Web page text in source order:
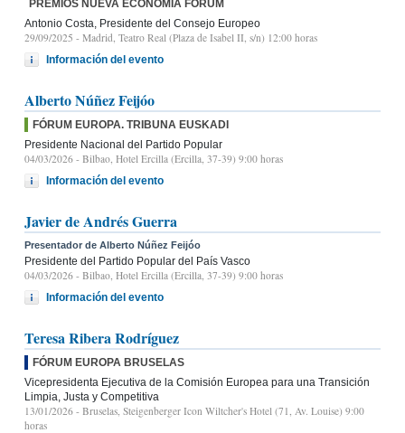
PREMIOS NUEVA ECONOMÍA FÓRUM
Antonio Costa, Presidente del Consejo Europeo
29/09/2025 - Madrid, Teatro Real (Plaza de Isabel II, s/n) 12:00 horas
Información del evento
Alberto Núñez Feijóo
FÓRUM EUROPA. TRIBUNA EUSKADI
Presidente Nacional del Partido Popular
04/03/2026 - Bilbao, Hotel Ercilla (Ercilla, 37-39) 9:00 horas
Información del evento
Javier de Andrés Guerra
Presentador de Alberto Núñez Feijóo
Presidente del Partido Popular del País Vasco
04/03/2026 - Bilbao, Hotel Ercilla (Ercilla, 37-39) 9:00 horas
Información del evento
Teresa Ribera Rodríguez
FÓRUM EUROPA BRUSELAS
Vicepresidenta Ejecutiva de la Comisión Europea para una Transición
Limpia, Justa y Competitiva
13/01/2026 - Bruselas, Steigenberger Icon Wiltcher's Hotel (71, Av. Louise) 9:00
horas